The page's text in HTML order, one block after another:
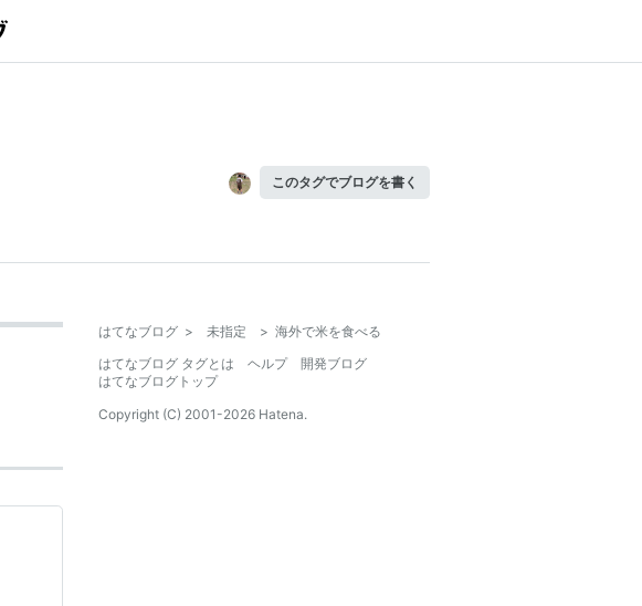
このタグでブログを書く
はてなブログ > 未指定 > 海外で米を食べる
はてなブログ タグとは
ヘルプ
開発ブログ
はてなブログトップ
Copyright (C) 2001-2026 Hatena.